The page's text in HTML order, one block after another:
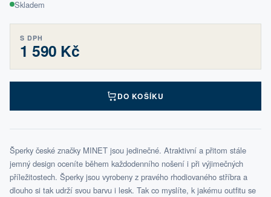
Skladem
S DPH
1 590 Kč
DO KOŠÍKU
Šperky české značky MINET jsou jedinečné. Atraktivní a přitom stále
jemný design oceníte během každodenního nošení i při výjimečných
příležitostech. Šperky jsou vyrobeny z pravého rhodiovaného stříbra a
dlouho si tak udrží svou barvu i lesk. Tak co myslíte, k jakému outfitu se